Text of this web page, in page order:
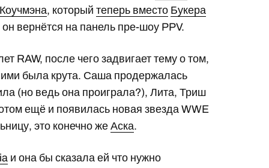
, которыйтеперь вместо Букера
вернётся на панель пре-шоу PPV.
RAW, после чего задвигает тему о том,
была крута. Саша продержалась
(но ведь она проиграла?), Лита, Триш
ещё и появилась новая звезда WWE
это конечно жеАска.
и она бы сказала ей что нужно